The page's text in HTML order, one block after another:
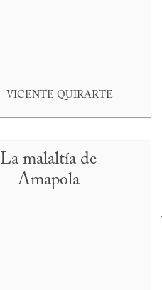
VICENTE QUIRARTE
La malaltía de
Amapola